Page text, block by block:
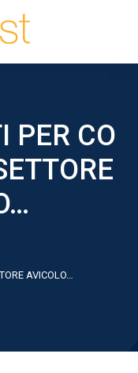
PER CO
AVICOLO…